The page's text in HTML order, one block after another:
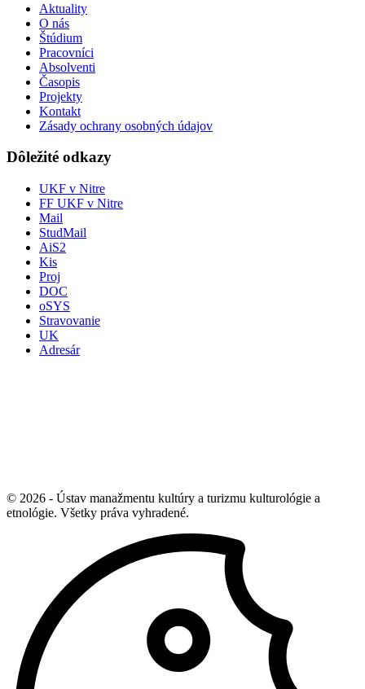
Aktuality
O nás
Štúdium
Pracovníci
Absolventi
Časopis
Projekty
Kontakt
Zásady ochrany osobných údajov
Dôležité odkazy
UKF v Nitre
FF UKF v Nitre
Mail
StudMail
AiS2
Kis
Proj
DOC
oSYS
Stravovanie
UK
Adresár
© 2026 - Ústav manažmentu kultúry a turizmu kulturológie a
etnológie. Všetky práva vyhradené.